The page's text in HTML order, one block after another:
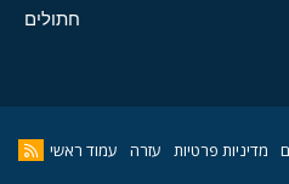
חתולים
מדיניות פרטיות עזרה עמוד ראשי